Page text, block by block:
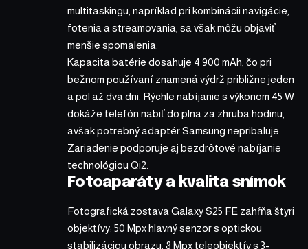
multitaskingu, napríklad pri kombinácii navigácie,
fotenia a streamovania, sa však môžu objaviť
menšie spomalenia.
Kapacita batérie dosahuje 4 900 mAh, čo pri
bežnom používaní znamená výdrž približne jeden
a pol až dva dni. Rýchle nabíjanie s výkonom 45 W
dokáže telefón nabiť do plna za zhruba hodinu,
avšak potrebný adaptér Samsung nepribaluje.
Zariadenie podporuje aj bezdrôtové nabíjanie
technológiou Qi2.
Fotoaparáty a kvalita snímok
Fotografická zostava Galaxy S25 FE zahŕňa štyri
objektívy: 50 Mpx hlavný senzor s optickou
stabilizáciou obrazu, 8 Mpx teleobjektív s 3-